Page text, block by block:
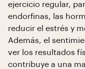
ejercicio regular,
endorfinas, las
reducir el estrés y
Además, el
ver los resultados
contribuye a una